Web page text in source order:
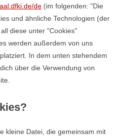
de (im folgenden: "Die
und ähnliche Technologien (der
diese unter "Cookies"
werden außerdem von uns
In dem unten stehendem
über die Verwendung von
kleine Datei, die gemeinsam mit